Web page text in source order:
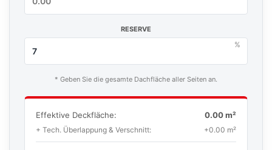
RESERVE
%
* Geben Sie die gesamte Dachfläche aller Seiten an.
Effektive Deckfläche: 0.00 m²
+ Tech. Überlappung & Verschnitt: +0.00 m²